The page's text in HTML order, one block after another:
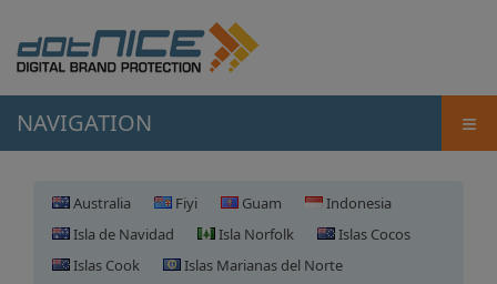
NAVIGATION ≡
Australia Fiyi Guam
Indonesia
Isla de Navidad
Isla Norfolk
Islas Cocos
Islas Cook
Islas Marianas del Norte